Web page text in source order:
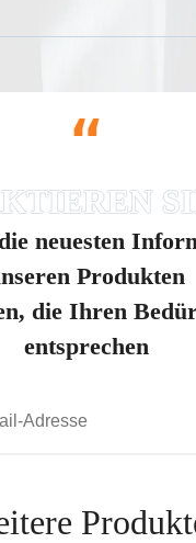
“
neuesten
Produkten
die Ihren
entsprechen